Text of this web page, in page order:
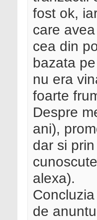
fost ok,
care
cea din
bazata
nu era
foarte
Despre
ani),
dar si
alexa).
de